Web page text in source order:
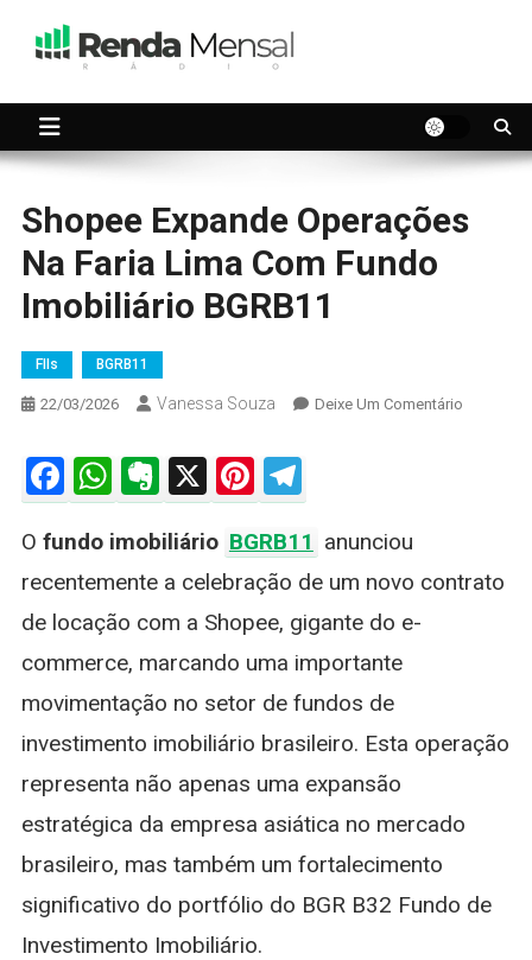
Shopee Expande Operações
Na Faria Lima Com Fundo
Imobiliário BGRB11
FIIs BGRB11
22/03/2026 Vanessa Souza Deixe Um ComentárioOn
Com
Facebook
WhatsApp
Evernote
X Pinterest
Telegram
O fundo imobiliário BGRB11 anunciou
recentemente a celebração de um novo contrato
de locação com a Shopee, gigante do e-
commerce, marcando uma importante
movimentação no setor de fundos de
investimento imobiliário brasileiro. Esta operação
representa não apenas uma expansão
estratégica da empresa asiática no mercado
brasileiro, mas também um fortalecimento
significativo do portfólio do BGR B32 Fundo de
Investimento Imobiliário.